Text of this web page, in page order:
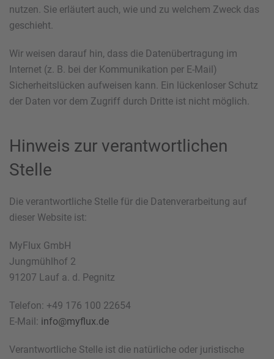
nutzen. Sie erläutert auch, wie und zu welchem Zweck das
geschieht.
Wir weisen darauf hin, dass die Datenübertragung im
Internet (z. B. bei der Kommunikation per E-Mail)
Sicherheitslücken aufweisen kann. Ein lückenloser Schutz
der Daten vor dem Zugriff durch Dritte ist nicht möglich.
Hinweis zur verantwortlichen
Stelle
Die verantwortliche Stelle für die Datenverarbeitung auf
dieser Website ist:
MyFlux GmbH
Jungmühlhof 2
91207 Lauf a. d. Pegnitz
Telefon: +49 176 100 22654
E-Mail: info@myflux.de
Verantwortliche Stelle ist die natürliche oder juristische